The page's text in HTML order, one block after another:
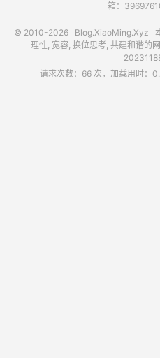
箱：
© 2010-2026 Blog.XiaoMing.Xyz
理性, 宽容, 换位思考, 共建和谐的
请求次数：66 次，加载用时：